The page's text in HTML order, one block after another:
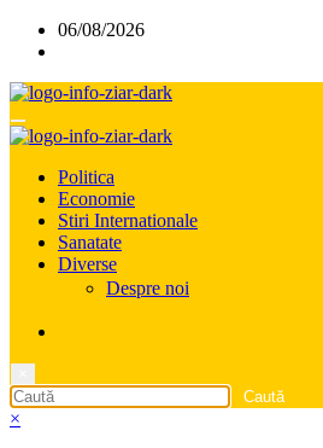
06/08/2026
Politica
Economie
Stiri Internationale
Sanatate
Diverse
Despre noi
×